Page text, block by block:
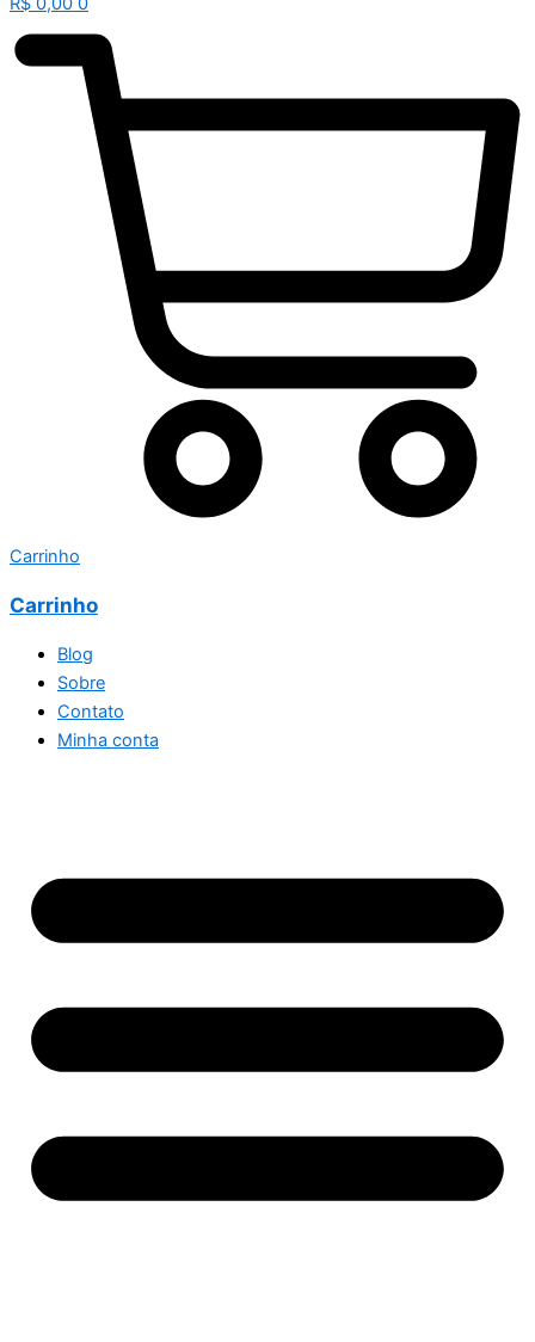
Carrinho
Carrinho
Blog
Sobre
Contato
Minha conta